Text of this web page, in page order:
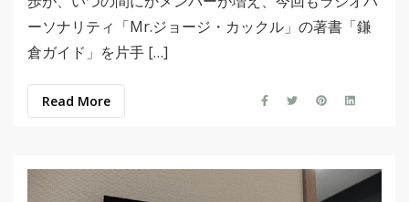
ーソナリティ「Mr.ジョージ・カックル」の著書「鎌
倉ガイド」を片手 […]
Read More